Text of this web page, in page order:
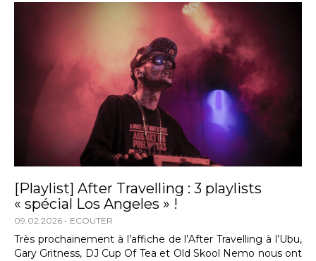
[Playlist] After Travelling : 3 playlists
« spécial Los Angeles » !
09.02.2026 ECOUTER
Très prochainement à l’affiche de l’After Travelling à l’Ubu,
Gary Gritness, DJ Cup Of Tea et Old Skool Nemo nous ont